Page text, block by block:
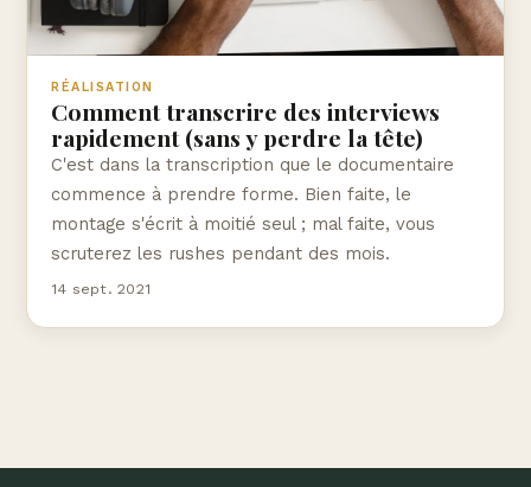
RÉALISATION
Comment transcrire des interviews
rapidement (sans y perdre la tête)
C'est dans la transcription que le documentaire
commence à prendre forme. Bien faite, le
montage s'écrit à moitié seul ; mal faite, vous
scruterez les rushes pendant des mois.
14 sept. 2021